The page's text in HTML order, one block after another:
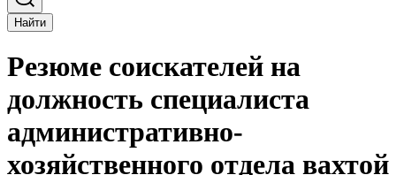
Найти
Резюме соискателей на
должность специалиста
административно-
хозяйственного отдела вахтой